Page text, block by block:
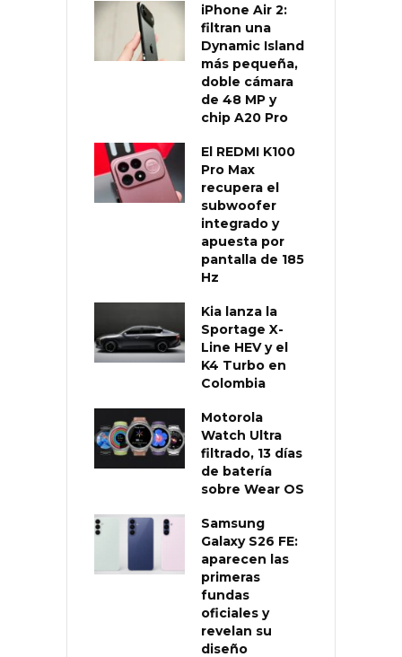
iPhone Air 2:
filtran una
Dynamic Island
más pequeña,
doble cámara
de 48 MP y
chip A20 Pro
El REDMI K100
Pro Max
recupera el
subwoofer
integrado y
apuesta por
pantalla de 185
Hz
Kia lanza la
Sportage X-
Line HEV y el
K4 Turbo en
Colombia
Motorola
Watch Ultra
filtrado, 13 días
de batería
sobre Wear OS
Samsung
Galaxy S26 FE:
aparecen las
primeras
fundas
oficiales y
revelan su
diseño